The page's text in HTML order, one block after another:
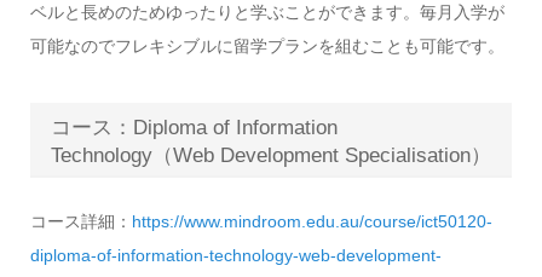
ベルと長めのためゆったりと学ぶことができます。毎月入学が
可能なのでフレキシブルに留学プランを組むことも可能です。
コース：Diploma of Information
Technology（Web Development Specialisation）
コース詳細： https://www.mindroom.edu.au/course/ict50120-
diploma-of-information-technology-web-development-